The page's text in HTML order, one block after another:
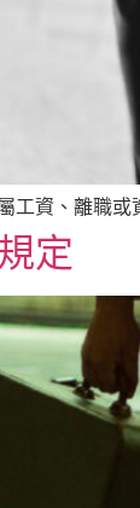
工資、離職
定